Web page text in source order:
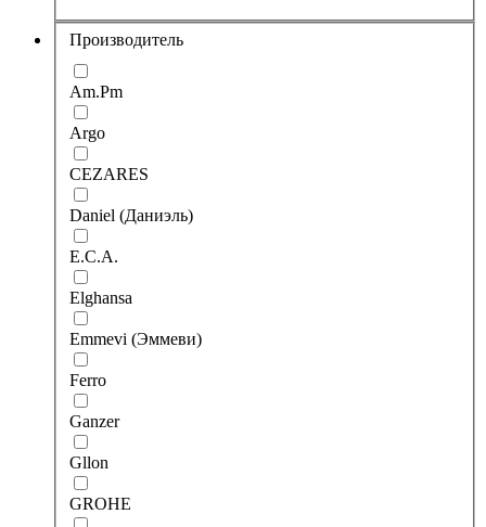
Производитель
Am.Pm
Argo
CEZARES
Daniel (Даниэль)
E.C.A.
Elghansa
Emmevi (Эммеви)
Ferro
Ganzer
Gllon
GROHE